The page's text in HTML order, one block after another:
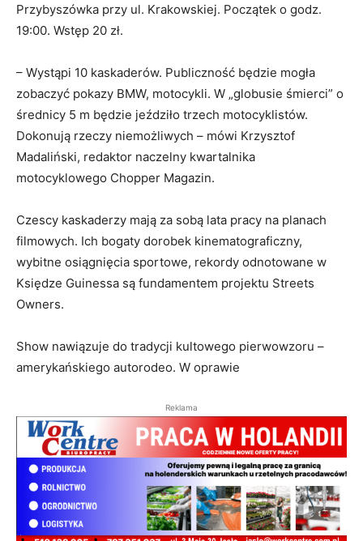
Przybyszówka przy ul. Krakowskiej. Początek o godz.
19:00. Wstęp 20 zł.
– Wystąpi 10 kaskaderów. Publiczność będzie mogła
zobaczyć pokazy BMW, motocykli. W „globusie śmierci” o
średnicy 5 m będzie jeździło trzech motocyklistów.
Dokonują rzeczy niemożliwych – mówi Krzysztof
Madaliński, redaktor naczelny kwartalnika
motocyklowego Chopper Magazin.
Czescy kaskaderzy mają za sobą lata pracy na planach
filmowych. Ich bogaty dorobek kinematograficzny,
wybitne osiągnięcia sportowe, rekordy odnotowane w
Księdze Guinessa są fundamentem projektu Streets
Owners.
Show nawiązuje do tradycji kultowego pierwowzoru –
amerykańskiego autorodeo. W oprawie
Reklama